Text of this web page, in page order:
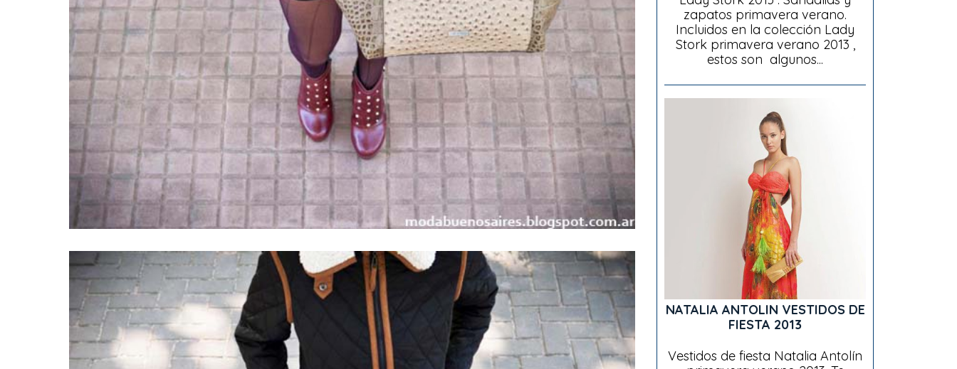
zapatos primavera verano.
Incluidos en la colección Lady
Stork primavera verano 2013 ,
estos son algunos...
NATALIA ANTOLIN VESTIDOS DE
FIESTA 2013
Vestidos de fiesta Natalia Antolín